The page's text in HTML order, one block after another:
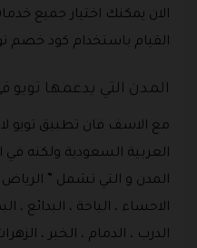
الان يمكنك اختيار جميع
القيام باستخدام كود خصم
المدن التي يدعمها تويو
مع الاسف فان تطبيق تويو
العربية السعودية ولكنه
المدن و التي تشمل ” الرياض
الاحساء ، الباحة ، البدائع ،
الدرب ، الدمام ، الخبر ،